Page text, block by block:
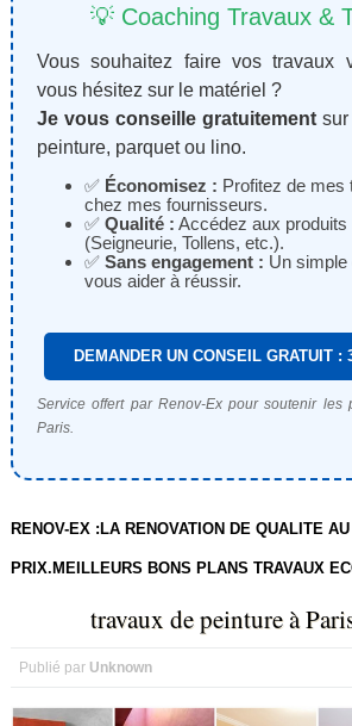
💡 Coaching Travaux &
Vous souhaitez faire vos travaux
vous hésitez sur le matériel ?
Je vous conseille gratuitementsur
peinture, parquet ou lino.
✅ Économisez : Profitez de mes
chez mes fournisseurs.
✅ Qualité : Accédez aux produits
(Seigneurie, Tollens, etc.).
✅ Sans engagement : Un
vous aider à réussir.
DEMANDER UN CONSEIL GRATUIT :
Service offert par Renov-Ex pour soutenir les
Paris.
RENOV-EX :LA RENOVATION DE QUALITE
PRIX.MEILLEURS BONS PLANS TRAVAUX
travaux de peinture à
Publié par Unknown